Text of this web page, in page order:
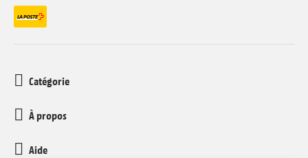
Catégorie
À propos
Aide